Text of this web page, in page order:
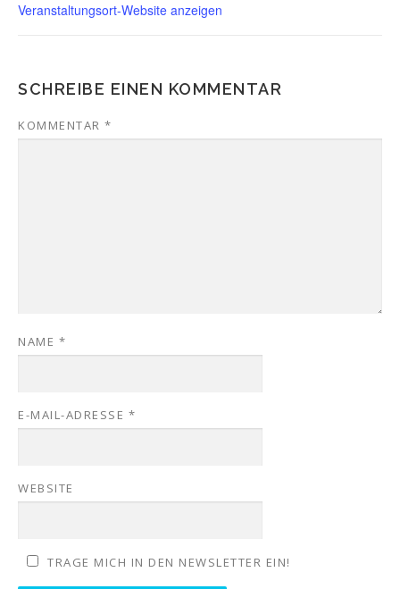
Veranstaltungsort-Website anzeigen
SCHREIBE EINEN KOMMENTAR
KOMMENTAR *
NAME *
E-MAIL-ADRESSE *
WEBSITE
TRAGE MICH IN DEN NEWSLETTER EIN!